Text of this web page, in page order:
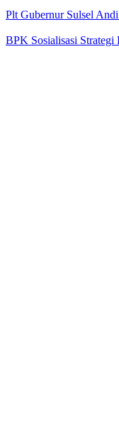
Plt Gubernur Sulsel
BPK Sosialisasi